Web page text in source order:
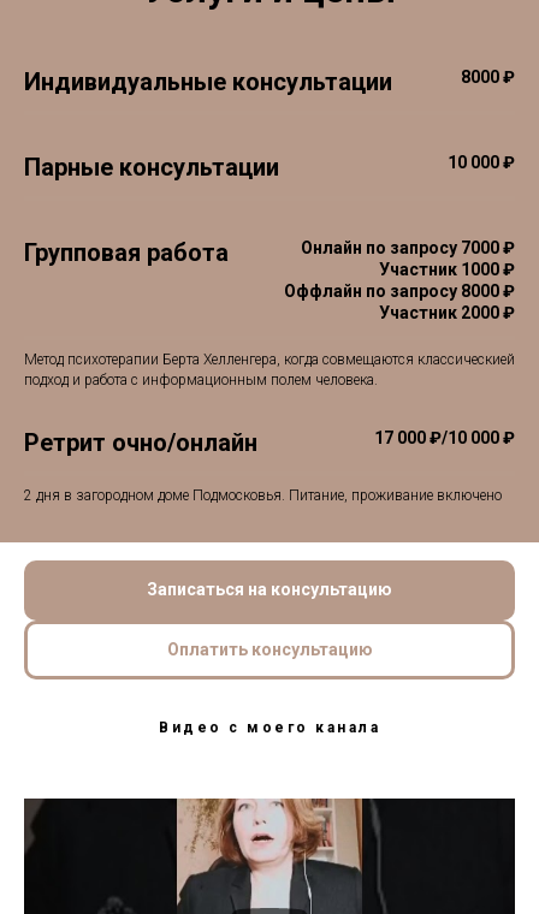
Индивидуальные консультации 8000 ₽
Парные консультации 10 000 ₽
Групповая работа
Онлайн по запросу 7000 ₽
Участник 1000 ₽
Оффлайн по запросу 8000 ₽
Участник 2000 ₽
Метод психотерапии Берта Хелленгера, когда совмещаются классическией
подход и работа с информационным полем человека.
Ретрит очно/онлайн 17 000 ₽/10 000 ₽
2 дня в загородном доме Подмосковья. Питание, проживание включено
Записаться на консультацию
Оплатить консультацию
Видео с моего канала